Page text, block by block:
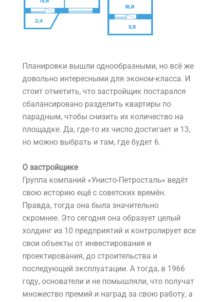
Планировки вышли однообразными, но всё же
довольно интересными для эконом-класса. И
стоит отметить, что застройщик постарался
сбалансировано разделить квартиры по
парадным, чтобы снизить их количество на
площадке. Да, где-то их число достигает и 13,
но можно выбрать и там, где будет 6.
О застройщике
Группа компаний «Унисто-Петросталь» ведёт
свою историю ещё с советских времён.
Правда, тогда она была значительно
скромнее. Это сегодня она образует целый
холдинг из 10 предприятий и контролирует все
свои объекты от инвестирования и
проектирования, до строительства и
последующей эксплуатации. А тогда, в 1966
году, основатели и не помышляли, что получат
множество премий и наград за свою работу, а